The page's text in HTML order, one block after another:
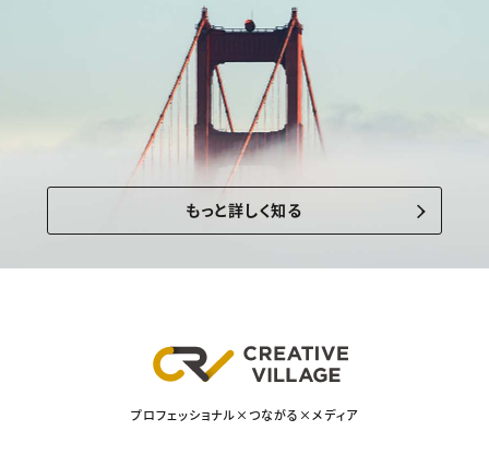
もっと詳しく知る
プロフェッショナル×つながる×メディア